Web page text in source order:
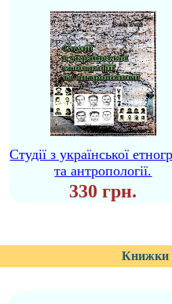
Студії з української
та антропології.
330 грн.
Книжки